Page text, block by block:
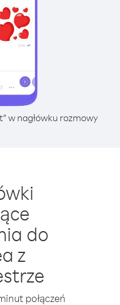
w nagłówku rozmowy
do
z
połączeń